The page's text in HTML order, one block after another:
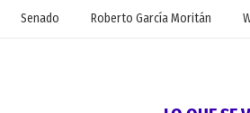
Senado Roberto García Moritán